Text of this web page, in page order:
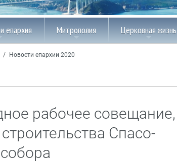
епархия Митрополия Церковная жизнь
/ Новости епархии 2020
рабочее совещание,
Спасо-